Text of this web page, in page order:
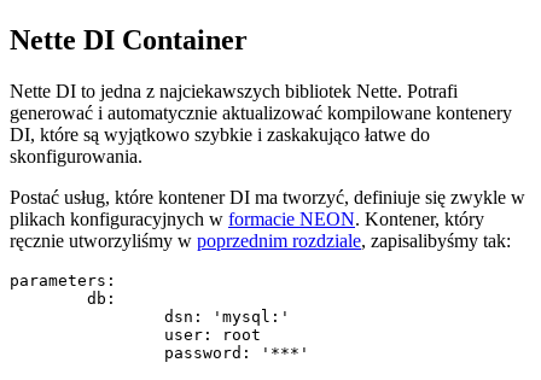
Nette DI Container
Nette DI to jedna z najciekawszych bibliotek Nette. Potrafi
generować i automatycznie aktualizować kompilowane kontenery
DI, które są wyjątkowo szybkie i zaskakująco łatwe do
skonfigurowania.
Postać usług, które kontener DI ma tworzyć, definiuje się zwykle w
plikach konfiguracyjnych w formacie NEON. Kontener, który
ręcznie utworzyliśmy w poprzednim rozdziale, zapisalibyśmy tak:
parameters: